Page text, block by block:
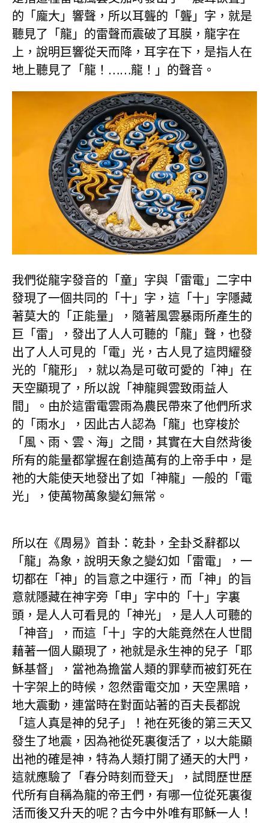
的「龐大」響聲，所以耳聾的「聾」字，就是
聽見了「龍」的雷聲而震破了耳膜，龍字在
上，說明巨響從天而降，耳字在下，是指人在
地上聽見了「龍！……龍！」的聲音。
我們從龍字發音的「童」字與「雷電」二字中
發現了一個共同的「十」字，這「十」字隱藏
著莫大的「正能量」，隨著風雲暴雨所產生的
巨「雷」，發出了人人可聽的「龍」聲，也發
出了人人可見的「電」光，古人見了這閃耀發
光的「龍形」，就以為是可敬可愛的「神」在
天空顯現了，所以說「神龍興雲致雨益人
間」。由於這雷電雲雨為農民帶來了他們所求
的「雨水」，因此古人認為「龍」也穿梭於
「風、雨、雲、海」之間，其實在大自然背後
所有的能量都掌握在創造萬有的上帝手中，是
祂的大能使天地發出了如「神龍」一般的「電
光」，使萬物萬象變幻無常。
所以在《周易》首卦：乾卦，全卦爻辭都以
「龍」為象，說明天象之變幻如「雷電」，一
切都在「神」的旨意之中運行，而「神」的旨
意就隱藏在神字旁「申」字中的「十」字裏
頭，是人人可看見的「神光」，是人人可聽的
「神音」，而這「十」字的大能竟然在人世間
藉著一個人顯現了，祂就是永生神的兒子「耶
穌基督」，當祂為擔當人類的罪孽而被釘死在
十字架上的時候，忽然雷電交加，天空黑暗，
地大震動，連當時在對面站著的百夫長都說
「這人真是神的兒子」！祂在死後的第三天又
發生了地震，因為祂從死裏復活了，以大能顯
出祂的確是神，特為人類打開了通天的大門，
這就應驗了「春分時刻而登天」，試問歷世歷
代所有自稱為龍的帝王們，有哪一位從死裏復
活而後又升天的呢？古今中外唯有耶穌一人！